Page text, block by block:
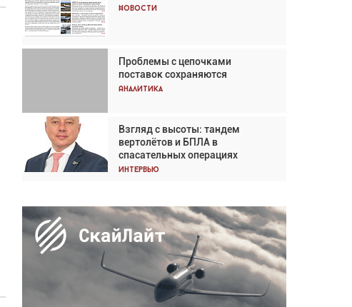
Новости
Проблемы с цепочками
поставок сохраняются
Аналитика
Взгляд с высоты: тандем
вертолётов и БПЛА в
спасательных операциях
Интервью
Кох: «Фотография говорит сама
Впервые с 2024 года
глобальный трафик снижается
три недели подряд
Частный самолёт – это актив.
Подходите к покупке
соответствующим образом
Интервью